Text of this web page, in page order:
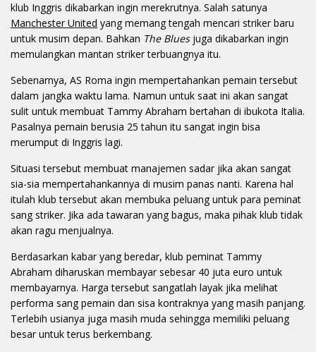
klub Inggris dikabarkan ingin merekrutnya. Salah satunya
Manchester United yang memang tengah mencari striker baru
untuk musim depan. Bahkan The Bluesjuga dikabarkan ingin
memulangkan mantan striker terbuangnya itu.
Sebenarnya, AS Roma ingin mempertahankan pemain tersebut
dalam jangka waktu lama. Namun untuk saat ini akan sangat
sulit untuk membuat Tammy Abraham bertahan di ibukota Italia.
Pasalnya pemain berusia 25 tahun itu sangat ingin bisa
merumput di Inggris lagi.
Situasi tersebut membuat manajemen sadar jika akan sangat
sia-sia mempertahankannya di musim panas nanti. Karena hal
itulah klub tersebut akan membuka peluang untuk para peminat
sang striker. Jika ada tawaran yang bagus, maka pihak klub tidak
akan ragu menjualnya.
Berdasarkan kabar yang beredar, klub peminat Tammy
Abraham diharuskan membayar sebesar 40 juta euro untuk
membayarnya. Harga tersebut sangatlah layak jika melihat
performa sang pemain dan sisa kontraknya yang masih panjang.
Terlebih usianya juga masih muda sehingga memiliki peluang
besar untuk terus berkembang.